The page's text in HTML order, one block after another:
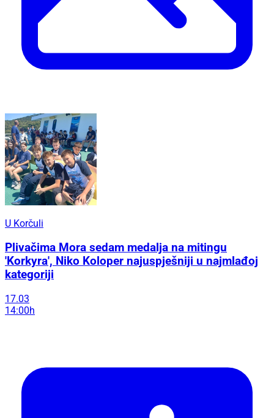
U Korčuli
Plivačima Mora sedam medalja na mitingu
'Korkyra', Niko Koloper najuspješniji u najmlađoj
kategoriji
17.03
14:00h